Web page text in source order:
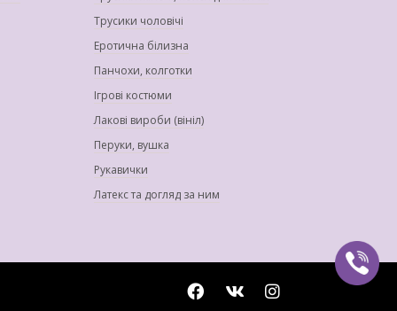
Трусики чоловічі
Еротична білизна
Панчохи, колготки
Ігрові костюми
Лакові вироби (вініл)
Перуки, вушка
Рукавички
Латекс та догляд за ним